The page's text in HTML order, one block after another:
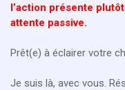
l’action présente
attente passive.
Prêt(e) à éclairer votre
Je suis là, avec vous.